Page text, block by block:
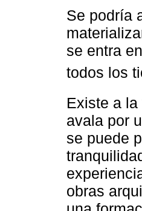
Se podría
se entra
todos los
Existe a la
avala por
se puede
obras